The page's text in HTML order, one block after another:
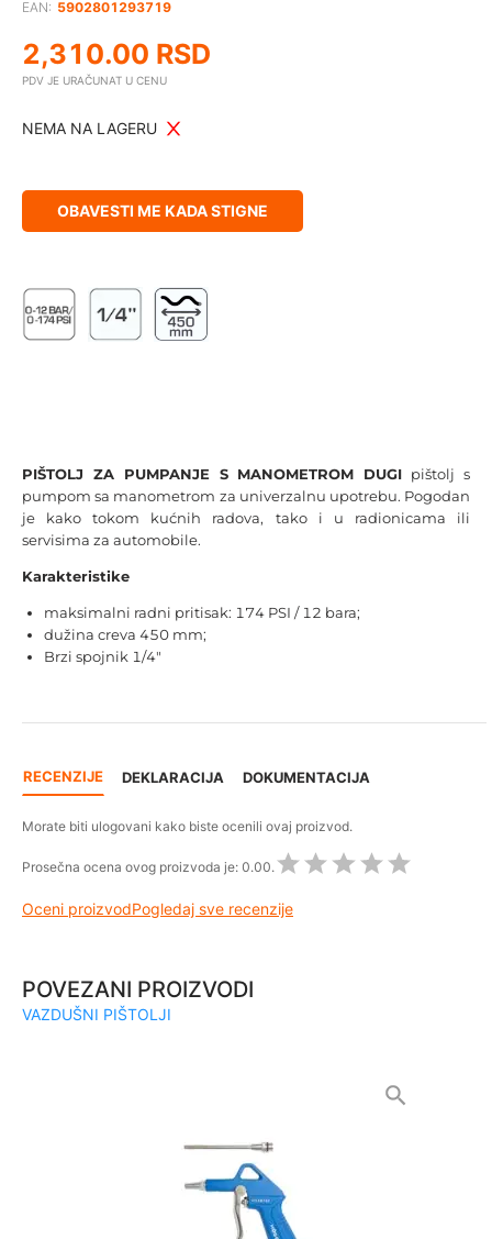
EAN: 5902801293719
2,310.00 RSD
PDV JE URAČUNAT U CENU
NEMA NA LAGERU
OBAVESTI ME KADA STIGNE
PIŠTOLJ ZA PUMPANJE S MANOMETROM DUGI pištolj s
pumpom sa manometrom za univerzalnu upotrebu. Pogodan
je kako tokom kućnih radova, tako i u radionicama ili
servisima za automobile.
Karakteristike
maksimalni radni pritisak: 174 PSI / 12 bara;
dužina creva 450 mm;
Brzi spojnik 1/4"
RECENZIJE DEKLARACIJA DOKUMENTACIJA
Morate biti ulogovani kako biste ocenili ovaj proizvod.
Prosečna ocena ovog proizvoda je: 0.00.
Oceni proizvodPogledaj sve recenzije
POVEZANI PROIZVODI
VAZDUŠNI PIŠTOLJI